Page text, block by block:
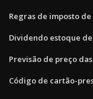
Regras de imposto
Dividendo estoque
Previsão de preço
Código de cartão-